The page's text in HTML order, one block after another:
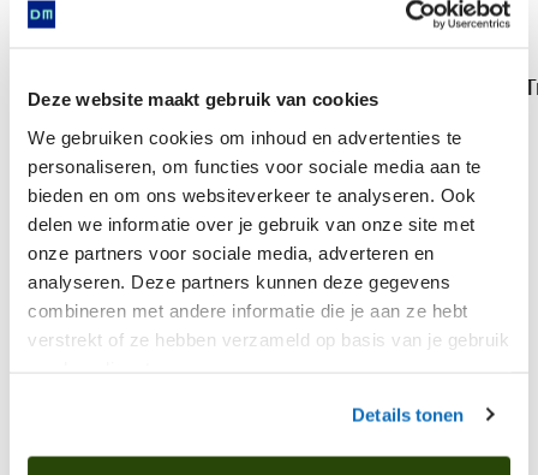
Deze website maakt gebruik van cookies
We gebruiken cookies om inhoud en advertenties te
personaliseren, om functies voor sociale media aan te
bieden en om ons websiteverkeer te analyseren. Ook
delen we informatie over je gebruik van onze site met
onze partners voor sociale media, adverteren en
analyseren. Deze partners kunnen deze gegevens
combineren met andere informatie die je aan ze hebt
verstrekt of ze hebben verzameld op basis van je gebruik
Details tonen
Trechterbeker
Komt voor in
Nu te zien